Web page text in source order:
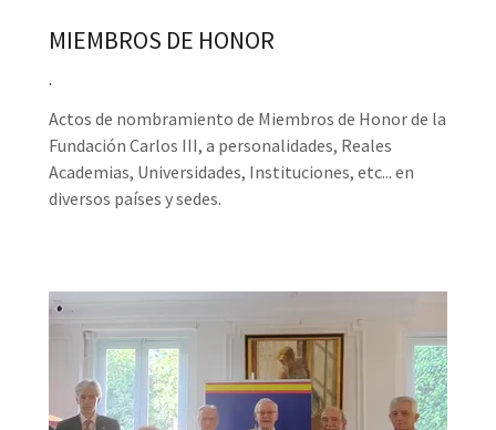
MIEMBROS DE HONOR
.
Actos de nombramiento de Miembros de Honor de la
Fundación Carlos III, a personalidades, Reales
Academias, Universidades, Instituciones, etc... en
diversos países y sedes.